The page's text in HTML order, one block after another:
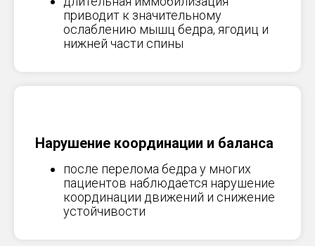
приводит к значительному
ослаблению мышц бедра, ягодиц и
нижней части спины
Нарушение координации и баланса
после перелома бедра у многих
пациентов наблюдается нарушение
координации движений и снижение
устойчивости